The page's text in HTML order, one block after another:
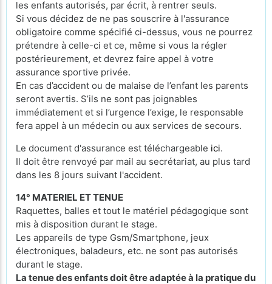
les enfants autorisés, par écrit, à rentrer seuls.
Si vous décidez de ne pas souscrire à l'assurance
obligatoire comme spécifié ci-dessus, vous ne pourrez
prétendre à celle-ci et ce, même si vous la régler
postérieurement, et devrez faire appel à votre
assurance sportive privée.
En cas d’accident ou de malaise de l’enfant les parents
seront avertis. S’ils ne sont pas joignables
immédiatement et si l’urgence l’exige, le responsable
fera appel à un médecin ou aux services de secours.
Le document d'assurance est téléchargeable ici.
Il doit être renvoyé par mail au secrétariat, au plus tard
dans les 8 jours suivant l'accident.
14° MATERIEL ET TENUE
Raquettes, balles et tout le matériel pédagogique sont
mis à disposition durant le stage.
Les appareils de type Gsm/Smartphone, jeux
électroniques, baladeurs, etc. ne sont pas autorisés
durant le stage.
La tenue des enfants doit être adaptée à la pratique du